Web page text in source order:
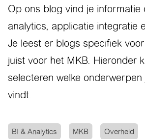
Op ons blog vind je informatie
analytics, applicatie integratie
Je leest er blogs specifiek
juist voor het MKB. Hieronder
selecteren welke
vindt.
BI & Analytics MKB Overheid